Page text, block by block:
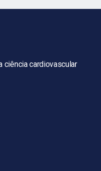
ciência cardiovascular